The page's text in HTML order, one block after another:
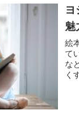
ヨ
魅
絵
て
な
く